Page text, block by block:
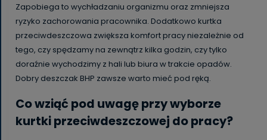
Zapobiega to wychładzaniu organizmu oraz zmniejsza
ryzyko zachorowania pracownika. Dodatkowo kurtka
przeciwdeszczowa zwiększa komfort pracy niezależnie od
tego, czy spędzamy na zewnątrz kilka godzin, czy tylko
doraźnie wychodzimy z hali lub biura w trakcie opadów.
Dobry deszczak BHP zawsze warto mieć pod ręką.
Co wziąć pod uwagę przy wyborze
kurtki przeciwdeszczowej do pracy?